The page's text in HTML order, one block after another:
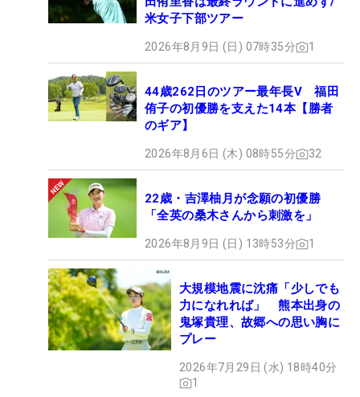
米女子下部ツアー
2026年8月9日 (日) 07時35分 1
44歳262日のツアー最年長V 福田
侑子の初優勝を支えた14本【勝者
のギア】
2026年8月6日 (木) 08時55分 32
22歳・吉澤柚月が念願の初優勝
「全英の桑木さんから刺激を」
2026年8月9日 (日) 13時53分 1
大規模地震に沈痛「少しでも
力になれれば」 熊本出身の
鬼塚貴理、故郷への思い胸に
プレー
2026年7月29日 (水) 18時40分
1